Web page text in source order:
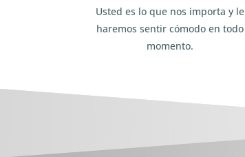
Usted es lo que nos importa y le
haremos sentir cómodo en todo
momento.